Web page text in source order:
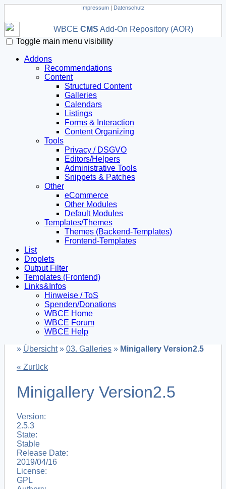
Impressum | Datenschutz
WBCE CMS Add-On Repository (AOR)
Toggle main menu visibility
Addons
Recommendations
Content
Structured Content
Galleries
Calendars
Listings
Forms & Interaction
Content Organizing
Tools
Privacy / DSGVO
Editors/Helpers
Administrative Tools
Snippets & Patches
Other
eCommerce
Other Modules
Default Modules
Templates/Themes
Themes (Backend-Templates)
Frontend-Templates
List
Droplets
Output Filter
Templates (Frontend)
Links&Infos
Hinweise / ToS
Spenden/Donations
WBCE Home
WBCE Forum
WBCE Help
» Übersicht» 03. Galleries» Minigallery Version2.5
« Zurück
Minigallery Version2.5
Version:
2.5.3
State:
Stable
Release Date:
2019/04/16
License:
GPL